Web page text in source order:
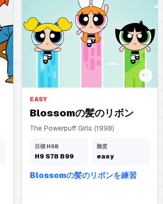
髪のリボン
EASY
Blossomの髪のリボン
The Powerpuff Girls (1998)
目標 HSB
H9 S78 B99
難度
easy
Blossomの髪のリボンを練習